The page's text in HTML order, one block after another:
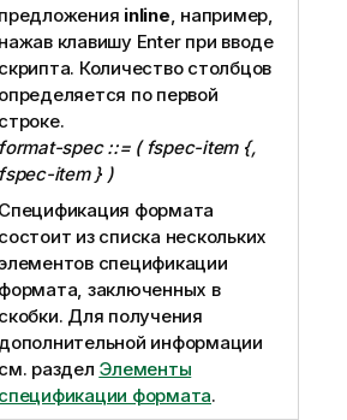
предложения inline, например,
нажав клавишу Enter при вводе
скрипта. Количество столбцов
определяется по первой
строке.
format-spec ::= ( fspec-item {,
fspec-item } )
Спецификация формата
состоит из списка нескольких
спецификации
формата, заключенных в
скобки. Для получения
дополнительной информации
см. раздел Элементы
спецификации формата.